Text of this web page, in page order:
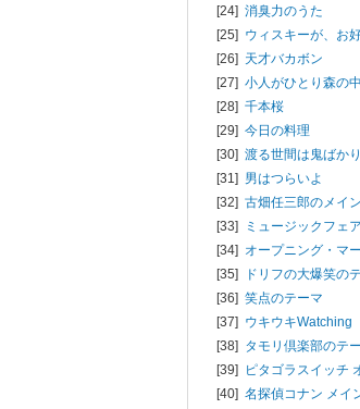
[24] 消臭力のうた
[25] ウィスキーが、お
[26] 天才バカボン
[27] 小人がひとり森の
[28] 千本桜
[29] 今日の料理
[30] 渡る世間は鬼ばかり
[31] 男はつらいよ
[32] 古畑任三郎のメイ
[33]
ミュージックフェ
[34] オープニング・マ
[35]
ドリフの大爆笑の
[36] 笑点のテーマ
[37] ウキウキWatching
[38] タモリ倶楽部のテ
[39]
ピタゴラスイッチ
[40] 名探偵コナン メイ